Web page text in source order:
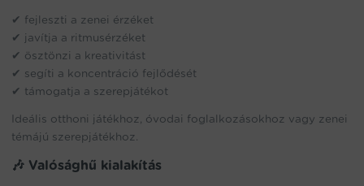
✔ fejleszti a zenei érzéket
✔ javítja a ritmusérzéket
✔ ösztönzi a kreativitást
✔ segíti a koncentráció fejlődését
✔ támogatja a szerepjátékot
Ideális otthoni játékhoz, óvodai foglalkozásokhoz vagy zenei
témájú szerepjátékhoz.
🎶 Valósághű kialakítás